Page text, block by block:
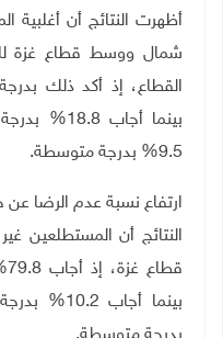
أظهرت النتائج أن أغلبية
شمال ووسط قطاع غزة
بينما أجاب
9.5% بدرجة متوسطة.
ارتفاع نسبة عدم الرضا
النتائج أن المستطلعين